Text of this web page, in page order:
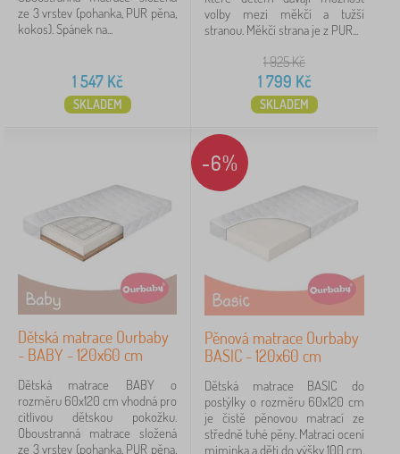
ze 3 vrstev (pohanka, PUR pěna,
kokos). Spánek na...
1 547Kč
SKLADEM
volby mezi měkčí a tužší
stranou. Měkčí strana je z PUR...
1 925Kč
1 799 Kč
SKLADEM
Dětská matrace Ourbaby
- BABY - 120x60 cm
Dětská matrace BABY o
rozměru 60x120 cm vhodná pro
citlivou dětskou pokožku.
Oboustranná matrace složená
ze 3 vrstev (pohanka, PUR pěna,
-6%
Pěnová matrace Ourbaby
BASIC - 120x60 cm
Dětská matrace BASIC do
postýlky o rozměru 60x120 cm
je čistě pěnovou matrací ze
středně tuhé pěny. Matraci ocení
miminka a děti do výšky 100 cm,